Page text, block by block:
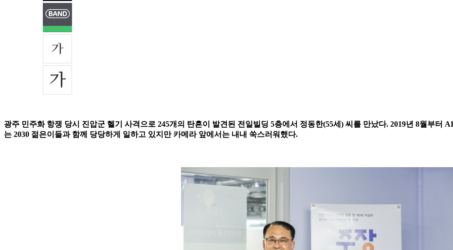
광주 민주화 항쟁 당시 진압군 헬기 사격으로 245개의 탄흔이 발견된 전일빌딩 5층에서 정동한(55세) 씨를 만났다. 2019년 8월부터
는 2030 젊은이들과 함께 당당하게 일하고 있지만 카메라 앞에서는 내내 쑥스러워했다.